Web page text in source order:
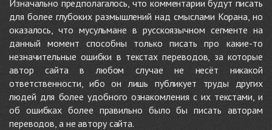
Изначально предполагалось, что комментарии будут писать
для более глубоких размышлений над смыслами Корана, но
оказалось, что мусульмане в русскоязычном сегменте на
данный момент способны только писать про какие-то
незначительные ошибки в текстах переводов, за которые
автор сайта в любом случае не несёт никакой
ответственности, ибо он лишь публикует труды других
людей для более удобного ознакомления с их текстами, и
об ошибках более правильно было бы писать авторам
переводов, а не автору сайта.